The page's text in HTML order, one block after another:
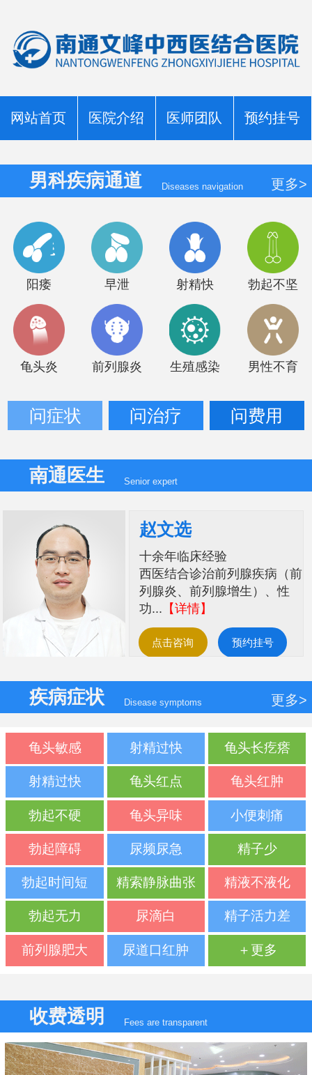
网站首页 医院介绍 医师团队 预约挂号
男科疾病通道 Diseases navigation 更多>
阳痿 早泄 射精快 勃起不坚
龟头炎 前列腺炎 生殖感染 男性不育
问症状 问治疗 问费用
南通医生 Senior expert
赵文选
十余年临床经验
西医结合诊治前列腺疾病（前
列腺炎、前列腺增生）、性
功... 【详情】
点击咨询 预约挂号
疾病症状 Disease symptoms 更多>
龟头敏感 射精过快 龟头长疙瘩
射精过快 龟头红点 龟头红肿
勃起不硬 龟头异味 小便刺痛
勃起障碍 尿频尿急 精子少
勃起时间短 精索静脉曲张 精液不液化
勃起无力 尿滴白 精子活力差
前列腺肥大 尿道口红肿 ＋更多
收费透明 Fees are transparent